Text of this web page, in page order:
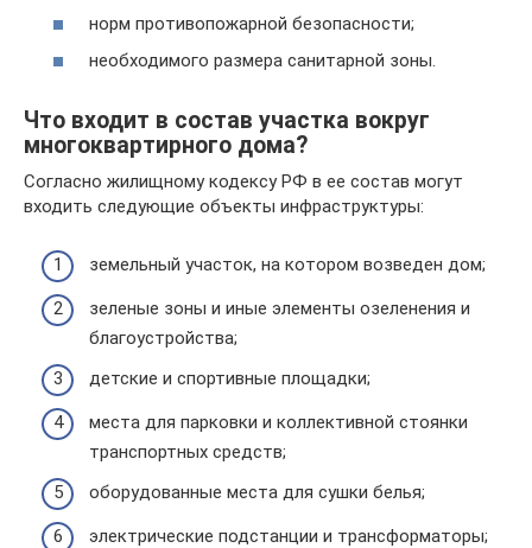
норм противопожарной безопасности;
необходимого размера санитарной зоны.
Что входит в состав участка вокруг
многоквартирного дома?
Согласно жилищному кодексу РФ в ее состав могут
входить следующие объекты инфраструктуры:
земельный участок, на котором возведен дом;
зеленые зоны и иные элементы озеленения и
благоустройства;
детские и спортивные площадки;
места для парковки и коллективной стоянки
транспортных средств;
оборудованные места для сушки белья;
электрические подстанции и трансформаторы;